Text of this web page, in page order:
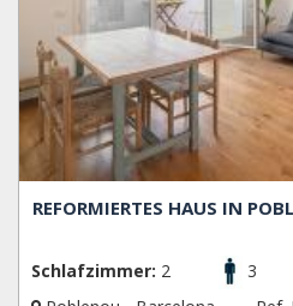
REFORMIERTES HAUS IN
Schlafzimmer: 2 3